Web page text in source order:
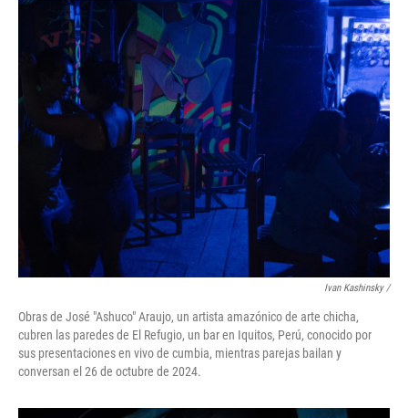
Ivan Kashinsky/
Obras de José "Ashuco" Araujo, un artista amazónico de arte chicha,
cubren las paredes de El Refugio, un bar en Iquitos, Perú, conocido por
sus presentaciones en vivo de cumbia, mientras parejas bailan y
conversan el 26 de octubre de 2024.